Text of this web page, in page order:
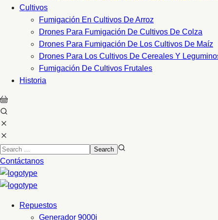
Cultivos
Fumigación En Cultivos De Arroz
Drones Para Fumigación De Cultivos De Colza
Drones Para Fumigación De Los Cultivos De Maíz
Drones Para Los Cultivos De Cereales Y
Fumigación De Cultivos Frutales
Historia
Contáctanos
Repuestos
Generador 9000i